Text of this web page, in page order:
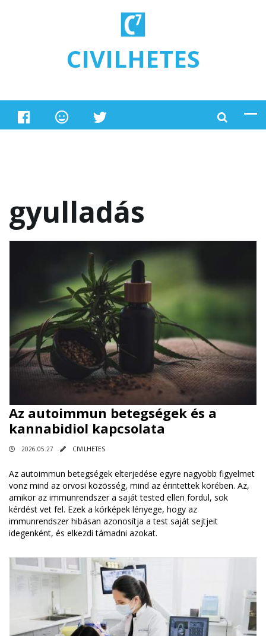
CIVILHETES
gyulladás
Az autoimmun betegségek és a
kannabidiol kapcsolata
2026.05.27 CIVILHETES
Az autoimmun betegségek elterjedése egyre nagyobb figyelmet
vonz mind az orvosi közösség, mind az érintettek körében. Az,
amikor az immunrendszer a saját tested ellen fordul, sok
kérdést vet fel. Ezek a kórképek lényege, hogy az
immunrendszer hibásan azonosítja a test saját sejtjeit
idegenként, és elkezdi támadni azokat.